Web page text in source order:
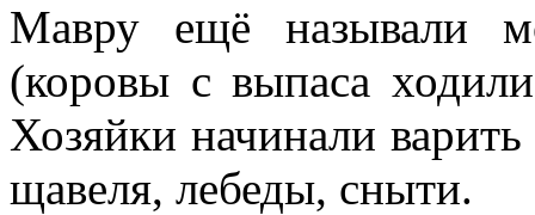
Мавру ещё называли
(коровы с выпаса
Хозяйки начинали
щавеля, лебеды, сныти.